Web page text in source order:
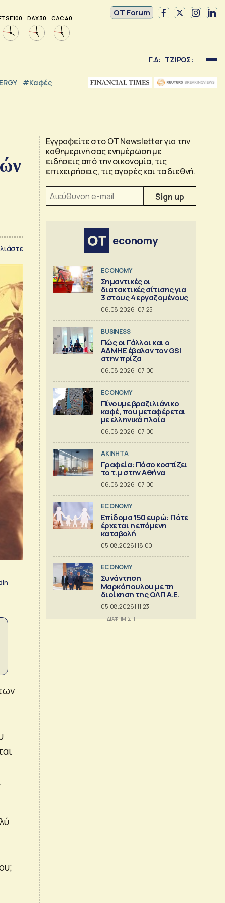
100 DAX 30 CAC 40
OT Forum
Γ.Δ: ΤΖΙΡΟΣ:
#καφές
Εγγραφείτε στο OT Newsletter για την
καθημερινή σας ενημέρωση με
ειδήσεις από την οικονομία, τις
επιχειρήσεις, τις αγορές και τα διεθνή.
economy
ECONOMY
Σημαντικές οι
διατακτικές σίτισης για
3 στους 4 εργαζομένους
06.08.2026 | 07:25
BUSINESS
Πώς οι Γάλλοι και ο
ΑΔΜΗΕ έβαλαν τον GSI
στην πρίζα
06.08.2026 | 07:00
ECONOMY
Πίνουμε βραζιλιάνικο
καφέ, που μεταφέρεται
με ελληνικά πλοία
06.08.2026 | 07:00
ΑΚΙΝΗΤΑ
Γραφεία: Πόσο κοστίζει
το τ.μ στην Αθήνα
06.08.2026 | 07:00
ECONOMY
Επίδομα 150 ευρώ: Πότε
έρχεται η επόμενη
καταβολή
05.08.2026 | 18:00
ECONOMY
Συνάντηση
Μαρκόπουλου με τη
διοίκηση της ΟΛΠ Α.Ε.
05.08.2026 | 11:23